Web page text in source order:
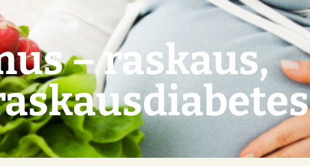
– raskaus,